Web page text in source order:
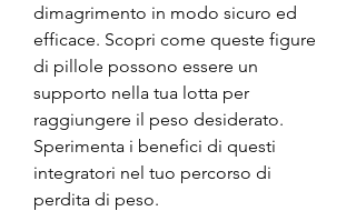
dimagrimento in modo sicuro ed
efficace. Scopri come queste figure
di pillole possono essere un
supporto nella tua lotta per
raggiungere il peso desiderato.
Sperimenta i benefici di questi
integratori nel tuo percorso di
perdita di peso.